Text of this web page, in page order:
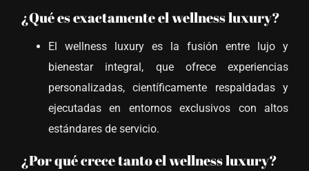
¿Qué es exactamente el wellness luxury?
El wellness luxury es la fusión entre lujo y
bienestar integral, que ofrece experiencias
personalizadas, científicamente respaldadas y
ejecutadas en entornos exclusivos con altos
estándares de servicio.
¿Por qué crece tanto el wellness luxury?